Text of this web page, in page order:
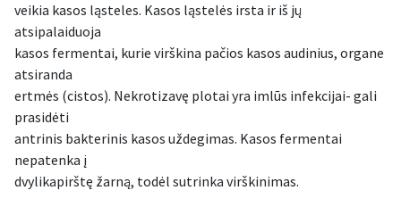
veikia kasos ląsteles. Kasos ląstelės irsta ir iš jų
atsipalaiduoja
kasos fermentai, kurie virškina pačios kasos audinius, organe
atsiranda
ertmės (cistos). Nekrotizavę plotai yra imlūs infekcijai- gali
prasidėti
antrinis bakterinis kasos uždegimas. Kasos fermentai
nepatenka į
dvylikapirštę žarną, todėl sutrinka virškinimas.